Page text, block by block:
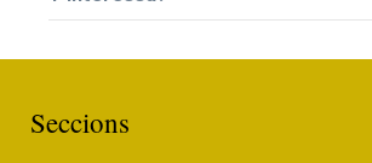
Seccions